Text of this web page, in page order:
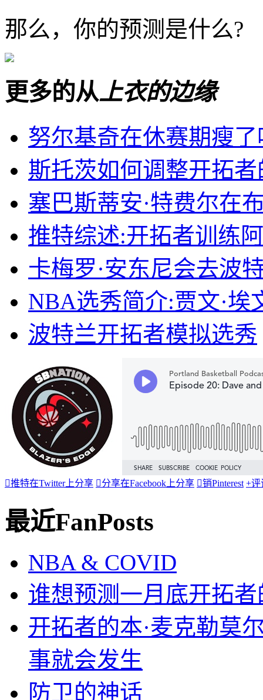
那么，你的预测是什么?
更多的从上衣的边缘
努尔基奇在休赛期瘦了
斯托茨如何调整开拓
塞巴斯蒂安·特费尔在
推特综述:开拓者训练
卡梅罗·安东尼会去波
NBA选秀简介:贾文·埃
波特兰开拓者模拟选秀
推特在Twitter上分享 分享在Facebook上分享 销Pinterest +评
最近FanPosts
NBA & COVID
谁想预测一月底开拓
开拓者的本·麦克勒莫
事就会发生
防卫的神话